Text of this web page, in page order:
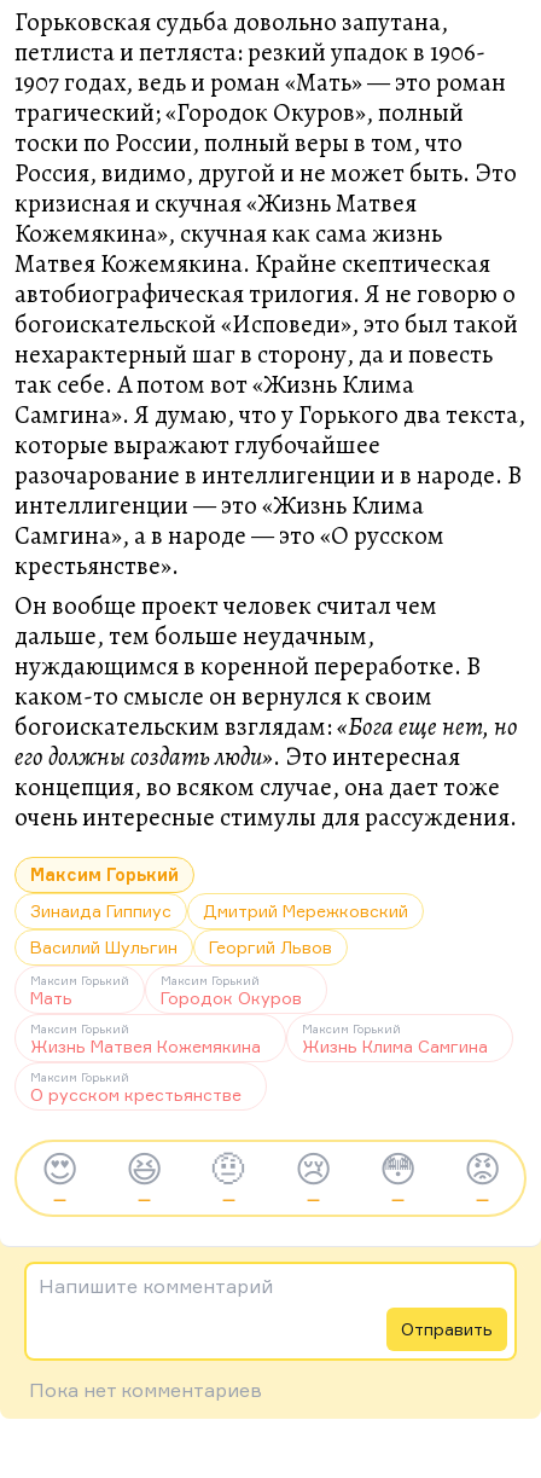
Горьковская судьба довольно запутана,
петлиста и петляста: резкий упадок в 1906-
1907 годах, ведь и роман «Мать» — это роман
трагический; «Городок Окуров», полный
тоски по России, полный веры в том, что
Россия, видимо, другой и не может быть. Это
кризисная и скучная «Жизнь Матвея
Кожемякина», скучная как сама жизнь
Матвея Кожемякина. Крайне скептическая
автобиографическая трилогия. Я не говорю о
богоискательской «Исповеди», это был такой
нехарактерный шаг в сторону, да и повесть
так себе. А потом вот «Жизнь Клима
Самгина». Я думаю, что у Горького два текста,
которые выражают глубочайшее
разочарование в интеллигенции и в народе. В
интеллигенции — это «Жизнь Клима
Самгина», а в народе — это «О русском
крестьянстве».
Он вообще проект человек считал чем
дальше, тем больше неудачным,
нуждающимся в коренной переработке. В
каком-то смысле он вернулся к своим
богоискательским взглядам:«Бога еще нет, но
его должны создать люди». Это интересная
концепция, во всяком случае, она дает тоже
очень интересные стимулы для рассуждения.
Максим Горький
Зинаида Гиппиус
Дмитрий Мережковский
Василий Шульгин
Георгий Львов
Максим Горький
Мать
Максим Горький
Городок Окуров
Максим Горький
Жизнь Матвея Кожемякина
Максим Горький
Жизнь Клима Самгина
Максим Горький
О русском крестьянстве
😍
—
😆
—
🤨
—
😢
—
😳
—
😡
—
Напишите комментарий
Отправить
Пока нет комментариев